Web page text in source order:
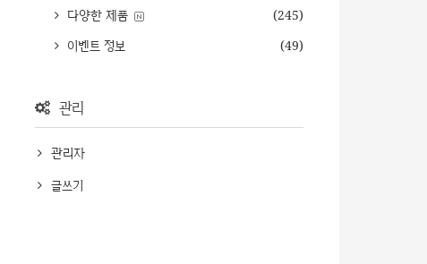
다양한 제품
(245)
이벤트 정보
(49)
관리
관리자
글쓰기